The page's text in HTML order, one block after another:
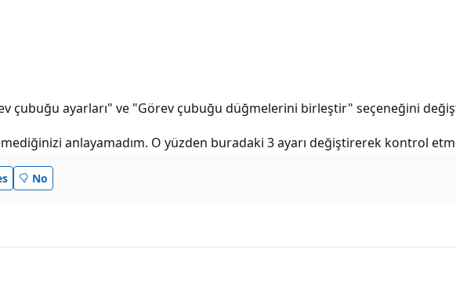
çubuğu ayarları" ve "Görev çubuğu düğmelerini birleştir" seçeneğini
anlayamadım. O yüzden buradaki 3 ayarı değiştirerek kontrol
No